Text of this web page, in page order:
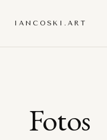
IANCOSKI.ART
Fotos